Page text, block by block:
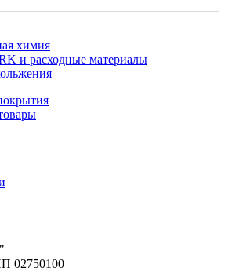
химия
и расходные материалы
02750100